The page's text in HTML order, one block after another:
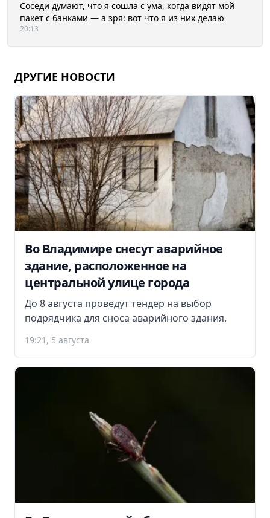
Соседи думают, что я сошла с ума, когда видят мой
пакет с банками — а зря: вот что я из них делаю
20:13
ДРУГИЕ НОВОСТИ
Во Владимире снесут аварийное
здание, расположенное на
центральной улице города
До 8 августа проведут тендер на выбор
подрядчика для сноса аварийного здания.
19:21, 5 августа